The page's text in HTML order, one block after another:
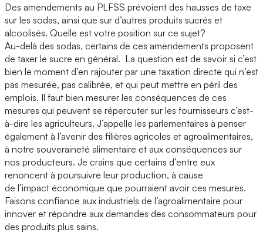
Des amendements au PLFSS prévoient des hausses de taxe
sur les sodas, ainsi que sur d’autres produits sucrés et
alcoolisés. Quelle est votre position sur ce sujet?
Au-delà des sodas, certains de ces amendements proposent
de taxer le sucre en général. La question est de savoir si c’est
bien le moment d’en rajouter par une taxation directe qui n’est
pas mesurée, pas calibrée, et qui peut mettre en péril des
emplois. Il faut bien mesurer les conséquences de ces
mesures qui peuvent se répercuter sur les fournisseurs c’est-
à-dire les agriculteurs. J’appelle les parlementaires à penser
également à l’avenir des filières agricoles et agroalimentaires,
à notre souveraineté alimentaire et aux conséquences sur
nos producteurs. Je crains que certains d’entre eux
renoncent à poursuivre leur production, à cause
de l’impact économique que pourraient avoir ces mesures.
Faisons confiance aux industriels de l’agroalimentaire pour
innover et répondre aux demandes des consommateurs pour
des produits plus sains.